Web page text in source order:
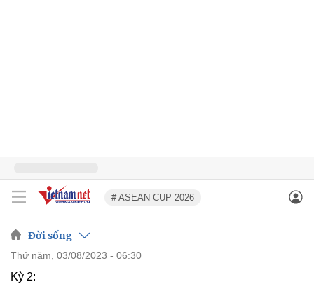
# ASEAN CUP 2026
Đời sống
thứ năm, 03/08/2023 - 06:30
Kỳ 2: